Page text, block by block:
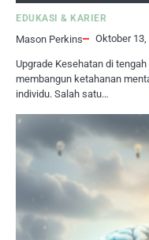
EDUKASI & KARIER
Mason Perkins Oktober 13,
Upgrade Kesehatan di
membangun ketahanan
individu. Salah satu…